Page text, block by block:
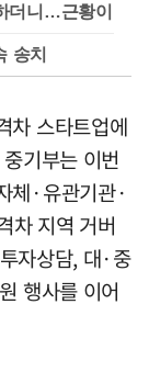
더니…근황이
송치
차 스타트업에
기부는 이번
체·유관기관·
차 지역 거버
자상담, 대·중
행사를 이어